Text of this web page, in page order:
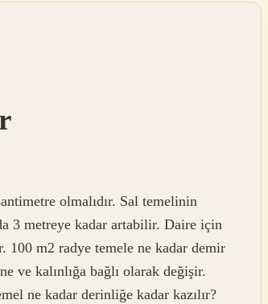
olmalıdır. Sal temelinin
3 metreye kadar artabilir. Daire için
100 m2 radye temele ne kadar demir
ve kalınlığa bağlı olarak değişir.
ne kadar derinliğe kadar kazılır?